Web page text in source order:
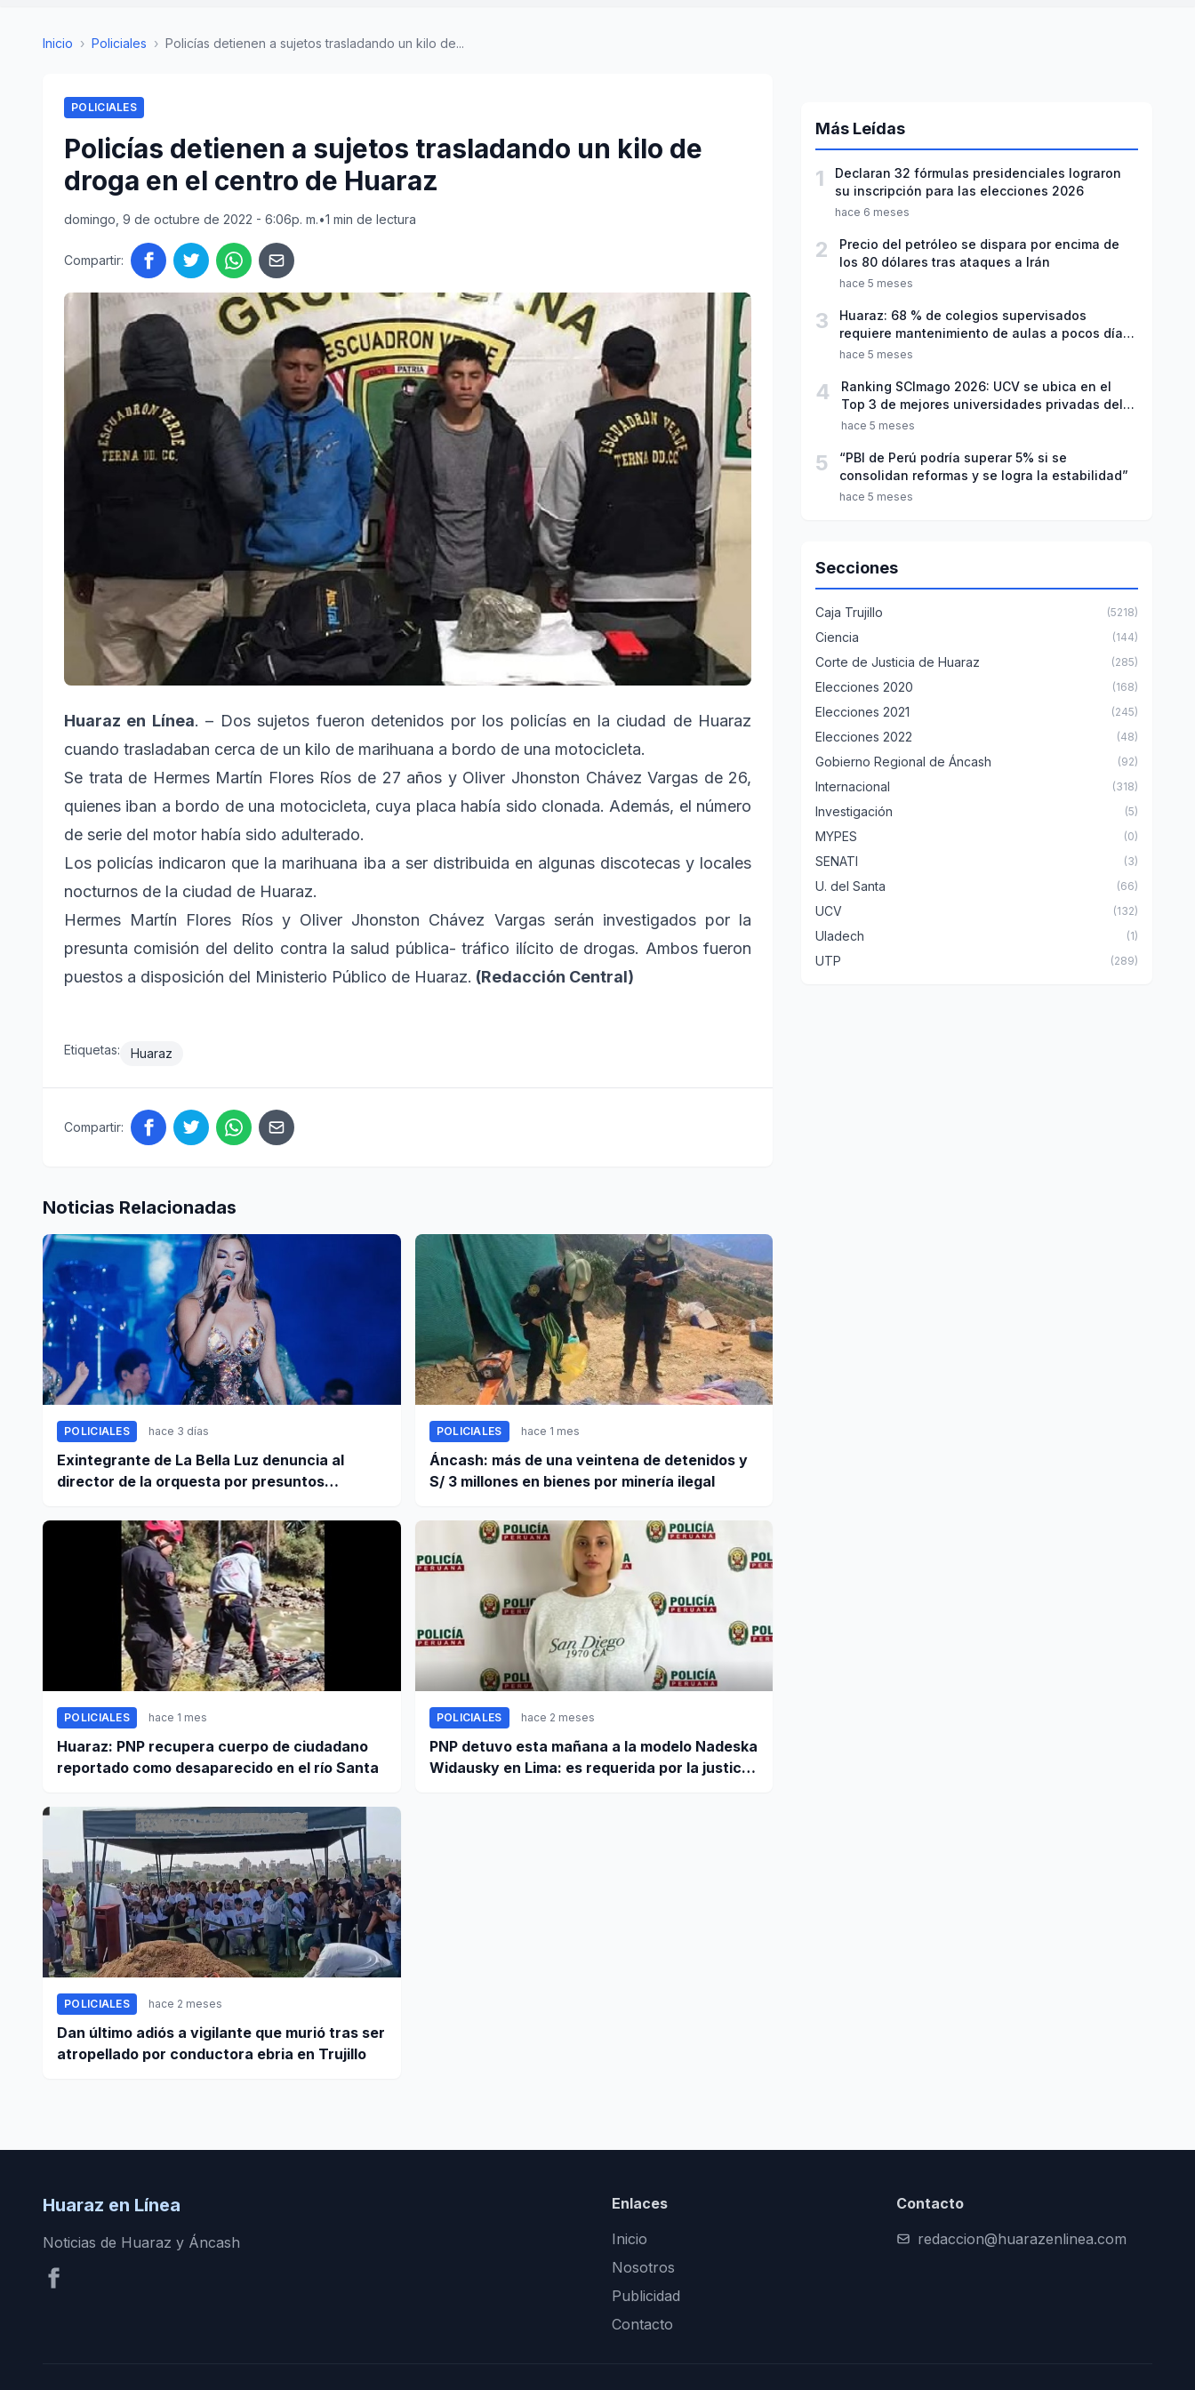
Inicio › Policiales › Policías detienen a sujetos trasladando un kilo de...
POLICIALES
Policías detienen a sujetos trasladando un kilo de
droga en el centro de Huaraz
domingo, 9 de octubre de 2022 - 6:06p. m.•1 min de lectura
Compartir:
Huaraz en Línea. – Dos sujetos fueron detenidos por los policías en la ciudad de Huaraz
cuando trasladaban cerca de un kilo de marihuana a bordo de una motocicleta.
Se trata de Hermes Martín Flores Ríos de 27 años y Oliver Jhonston Chávez Vargas de 26,
quienes iban a bordo de una motocicleta, cuya placa había sido clonada. Además, el número
de serie del motor había sido adulterado.
Los policías indicaron que la marihuana iba a ser distribuida en algunas discotecas y locales
nocturnos de la ciudad de Huaraz.
Hermes Martín Flores Ríos y Oliver Jhonston Chávez Vargas serán investigados por la
presunta comisión del delito contra la salud pública- tráfico ilícito de drogas. Ambos fueron
puestos a disposición del Ministerio Público de Huaraz. (Redacción Central)
Etiquetas: Huaraz
Compartir:
Noticias Relacionadas
POLICIALES hace 3 días
Exintegrante de La Bella Luz denuncia al
director de la orquesta por presuntos
POLICIALES hace 1 mes
Áncash: más de una veintena de detenidos y
S/ 3 millones en bienes por minería ilegal
POLICIALES hace 1 mes
Huaraz: PNP recupera cuerpo de ciudadano
reportado como desaparecido en el río Santa
POLICIALES hace 2 meses
PNP detuvo esta mañana a la modelo Nadeska
Widausky en Lima: es requerida por la justicia
POLICIALES hace 2 meses
Dan último adiós a vigilante que murió tras ser
atropellado por conductora ebria en Trujillo
Más Leídas
1
Declaran 32 fórmulas presidenciales lograron
su inscripción para las elecciones 2026
hace 6 meses
2
Precio del petróleo se dispara por encima de
los 80 dólares tras ataques a Irán
hace 5 meses
3
Huaraz: 68 % de colegios supervisados
requiere mantenimiento de aulas a pocos días
de inicio del año escolar 2026
hace 5 meses
4
Ranking SCImago 2026: UCV se ubica en el
Top 3 de mejores universidades privadas del
Perú
hace 5 meses
5
“PBI de Perú podría superar 5% si se
consolidan reformas y se logra la estabilidad”
hace 5 meses
Secciones
Caja Trujillo (5218)
Ciencia (144)
Corte de Justicia de Huaraz (285)
Elecciones 2020 (168)
Elecciones 2021 (245)
Elecciones 2022 (48)
Gobierno Regional de Áncash (92)
Internacional (318)
Investigación (5)
MYPES (0)
SENATI (3)
U. del Santa (66)
UCV (132)
Uladech (1)
UTP (289)
Huaraz en Línea
Noticias de Huaraz y Áncash
Enlaces
Inicio
Nosotros
Publicidad
Contacto
Contacto
redaccion@huarazenlinea.com